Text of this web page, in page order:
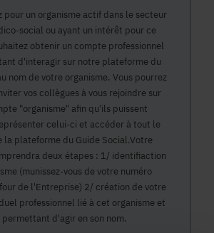
pour un organisme actif dans le secteur
social ou ayant un intérêt pour ce
obtenir un compte professionnel
d'interagir sur notre plateforme du
nom de votre organisme. Vous pourrez
vos collègues à vous rejoindre sur
"organisme" afin qu'ils puissent
celui-ci et accéder à tout le
la plateforme du Guide Social.Votre
deux étapes : 1/ identifiaction
(munissez-vous de votre numéro
de l'Entreprise) 2/ création de votre
professionnel lié à cet organisme et
permettant d'agir en son nom.